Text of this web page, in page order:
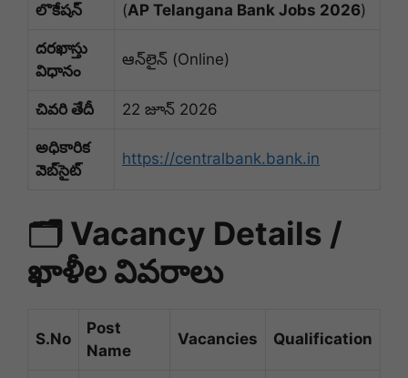
లొకేషన్ (AP Telangana Bank Jobs 2026)
దరఖాస్తు
విధానం
ఆన్‌లైన్ (Online)
చివరి తేదీ 22 జూన్ 2026
అధికారిక
వెబ్‌సైట్
https://centralbank.bank.in
🗂️ Vacancy Details /
ఖాళీల వివరాలు
S.No
Post
Name
Vacancies Qualification